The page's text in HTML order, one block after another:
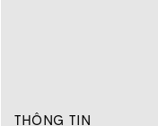
THÔNG TIN